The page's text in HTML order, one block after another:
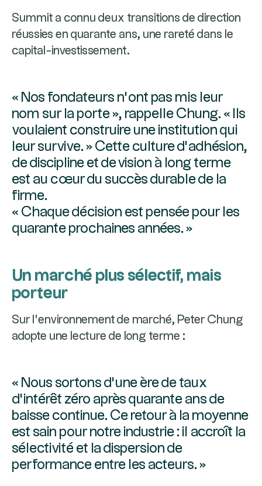
Summit a connu deux transitions de direction
réussies en quarante ans, une rareté dans le
capital-investissement.
« Nos fondateurs n’ont pas mis leur
nom sur la porte », rappelle Chung. « Ils
voulaient construire une institution qui
leur survive. » Cette culture d’adhésion,
de discipline et de vision à long terme
est au cœur du succès durable de la
firme.
« Chaque décision est pensée pour les
quarante prochaines années. »
Un marché plus sélectif, mais
porteur
Sur l’environnement de marché, Peter Chung
adopte une lecture de long terme :
« Nous sortons d’une ère de taux
d’intérêt zéro après quarante ans de
baisse continue. Ce retour à la moyenne
est sain pour notre industrie : il accroît la
sélectivité et la dispersion de
performance entre les acteurs. »